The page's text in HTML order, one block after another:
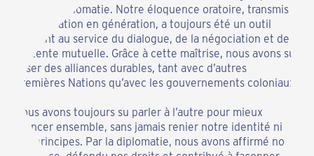
art de la diplomatie. Notre éloquence oratoire, transmise
de génération en génération, a toujours été un outil
puissant au service du dialogue, de la négociation et de
l’entente mutuelle. Grâce à cette maîtrise, nous avons su
tisser des alliances durables, tant avec d’autres
Premières Nations qu’avec les gouvernements coloniaux.
Nous avons toujours su parler à l’autre pour mieux
avancer ensemble, sans jamais renier notre identité ni
nos principes. Par la diplomatie, nous avons affirmé notre